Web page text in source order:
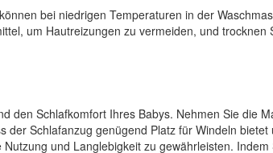
bei niedrigen Temperaturen in der
um Hautreizungen zu vermeiden, und
den Schlafkomfort Ihres Babys. Nehmen Sie die
Schlafanzug genügend Platz für Windeln
und Langlebigkeit zu gewährleisten.